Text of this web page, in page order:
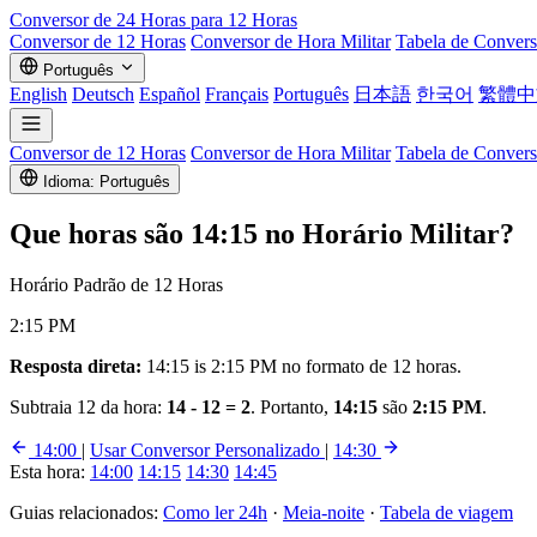
Conversor de 24 Horas para 12 Horas
Conversor de 12 Horas Conversor de Hora Militar Tabela de
Português
English Deutsch Español Français Português 日本語 한국어 繁體
Conversor de 12 Horas Conversor de Hora Militar Tabela de
Idioma: Português
Que horas são 14:15 no Horário Militar?
Horário Padrão de 12 Horas
2:15 PM
Resposta direta: 14:15 is 2:15 PM no formato de 12 horas.
Subtraia 12 da hora: 14 - 12 = 2. Portanto, 14:15 são 2:15 PM.
14:00 | Usar Conversor Personalizado | 14:30
Esta hora: 14:00 14:15 14:30 14:45
Guias relacionados: Como ler 24h · Meia-noite · Tabela de viagem